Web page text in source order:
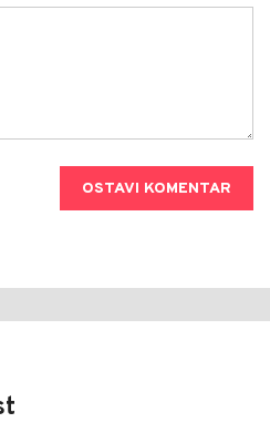
OSTAVI KOMENTAR